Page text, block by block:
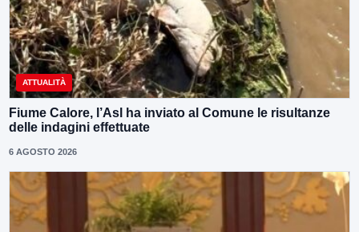
ATTUALITÀ
Fiume Calore, l’Asl ha inviato al Comune le risultanze
delle indagini effettuate
6 AGOSTO 2026